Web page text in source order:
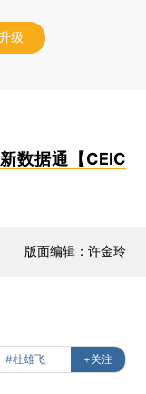
级
数据通【CEIC
版面编辑：许金玲
#杜雄飞 +关注